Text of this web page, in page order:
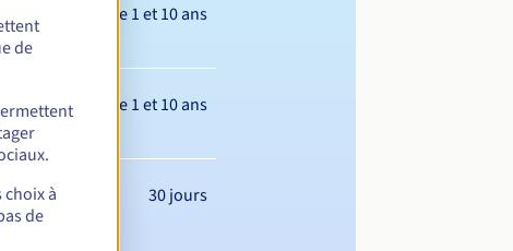
Entre 1 et 10 ans
Entre 1 et 10 ans
30 jours
de
à
de